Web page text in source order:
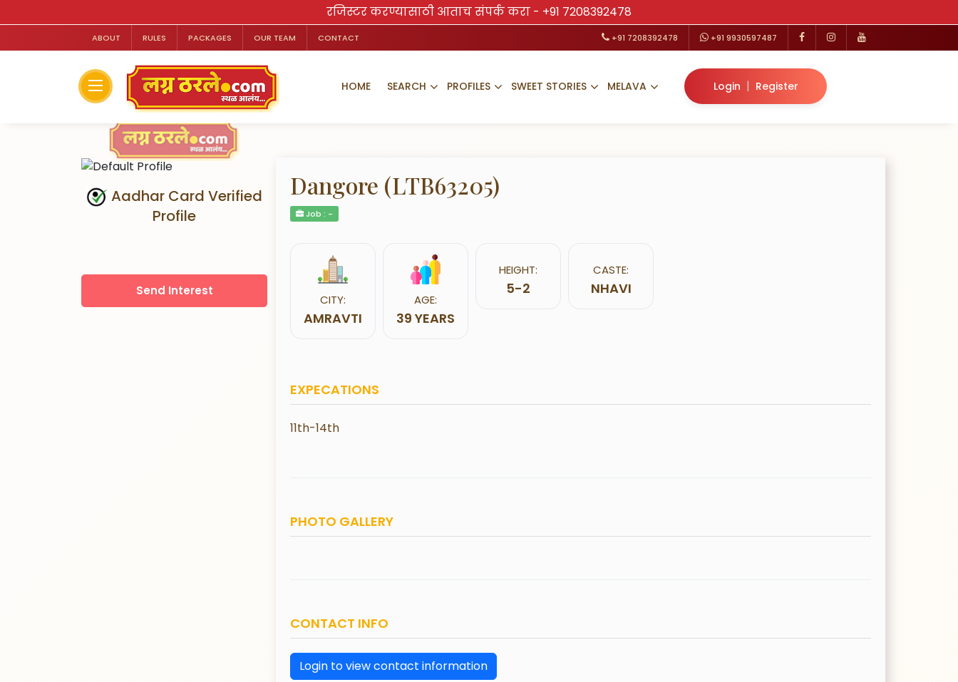
रजिस्टर करण्यासाठी आताच संपर्क करा - +91 7208392478
ABOUT RULES PACKAGES OUR TEAM CONTACT +91 7208392478 +91 9930597487
HOME SEARCH PROFILES SWEET STORIES MELAVA Login | Register
Aadhar Card Verified
Profile
Send Interest
Dangore (LTB63205)
Job : -
CITY:
AMRAVTI
AGE:
39 YEARS
HEIGHT:
5-2
CASTE:
NHAVI
EXPECATIONS
11th-14th
PHOTO GALLERY
CONTACT INFO
Login to view contact information